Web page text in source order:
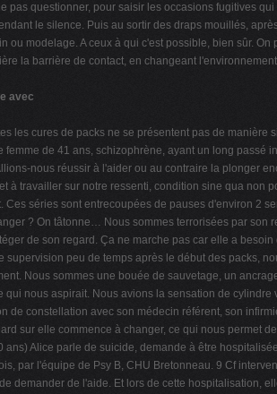
pas questionner, pour saisir les occasions fugitives
le silence. Puis au sortir des draps mouillés,
modelage. A ceux à qui c'est possible, bien sûr.
la barrière de contact, en changeant
avec
les cures de packs ne se présentent pas de
de 41 ans, schizophrène, ayant un long passé
nous réussir à l'aider ou au contraire la plonger
travailler sur notre ressenti, condition sine qua non
séries sont entrecoupées de pauses d'environ 2
? On tâtonne… Nous sommes terrorisées par
de son regard. Ça ne marche pas car elle a
peu de temps après le début des packs,
Nous sommes une bouée de sauvetage, un
nous aspirait. Nous avions la sensation de
constellation avec son médecin référent, son
sur elle commence à changer, ce qui nous permet
Alice parle de suicide, demande à être
par l'équipe de Psy B, CHU Bretonneau. 9 Cf
demander de l'aide. Et lors de cette hospitalisation,